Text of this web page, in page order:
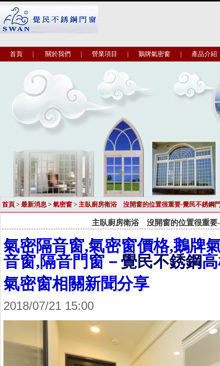
首頁 | 關於我們 | 營業項目 | 鵝牌氣密窗 | 產品介紹
首頁 > 最新消息 > 氣密窗 > 主臥廚房衛浴 沒開窗的位置很重要-覺民不銹鋼
主臥廚房衛浴 沒開窗的位置很重要
氣密隔音窗,氣密窗價格,鵝牌
音窗,隔音門窗－ 覺民不銹鋼
氣密窗相關新聞分享
2018/07/21 15:00